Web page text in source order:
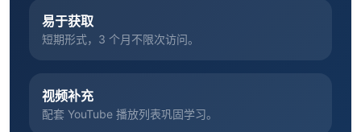
易于获取
短期形式，3 个月不限次访问。
视频补充
配套 YouTube 播放列表巩固学习。